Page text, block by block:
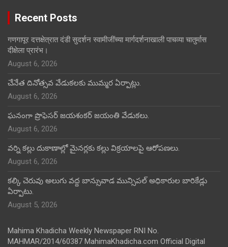
Recent Posts
गणगापूर दत्तक्षेत्रात दंडी सुदर्शन स्वामीजींच्या मार्गदर्शनाखाली पाचव्या चातुर्मास
दीक्षेला प्रारंभ।
August 6, 2026
చేనేత దినోత్సవ వేడుకలకు ముమ్మర ఏర్పాట్లు.
August 6, 2026
ఘనంగా ప్రొఫెసర్ జయశంకర్ జయంతి వేడుకలు.
August 6, 2026
వర్ని కల్లు దుకాణాల్లో మైనర్లకు కల్లు విక్రయాలపై ఆరోపణలు.
August 6, 2026
కల్కి చెరువు అలుగు వద్ద బాన్సువాడ మున్సిపల్ అధికారుల బారికేడ్లు
ఏర్పాటు.
August 5, 2026
Mahima Khadicha Weekly Newspaper RNI No.
MAHMAR/2014/60387 MahimaKhadicha.com Official Digital